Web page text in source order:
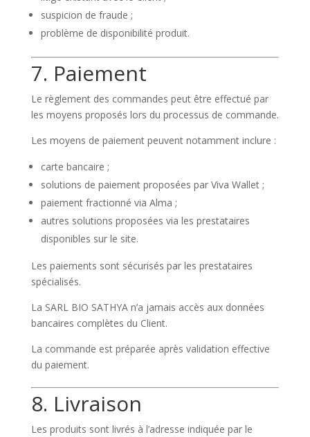
suspicion de fraude ;
problème de disponibilité produit.
7. Paiement
Le règlement des commandes peut être effectué par
les moyens proposés lors du processus de commande.
Les moyens de paiement peuvent notamment inclure :
carte bancaire ;
solutions de paiement proposées par Viva Wallet ;
paiement fractionné via Alma ;
autres solutions proposées via les prestataires
disponibles sur le site.
Les paiements sont sécurisés par les prestataires
spécialisés.
La SARL BIO SATHYA n’a jamais accès aux données
bancaires complètes du Client.
La commande est préparée après validation effective
du paiement.
8. Livraison
Les produits sont livrés à l’adresse indiquée par le